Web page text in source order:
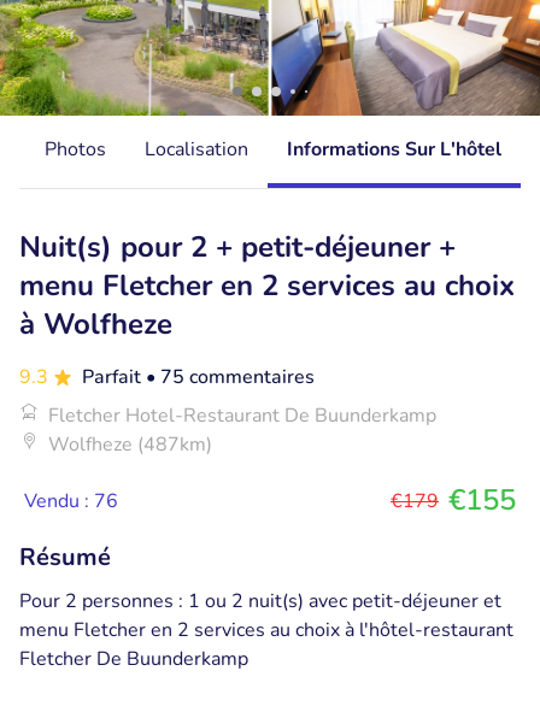
Photos Localisation Informations Sur L'hôtel
Nuit(s) pour 2 + petit-déjeuner +
menu Fletcher en 2 services au choix
à Wolfheze
9.3 Parfait • 75 commentaires
Fletcher Hotel-Restaurant De Buunderkamp
Wolfheze (487km)
Vendu : 76 €179 €155
Résumé
Pour 2 personnes : 1 ou 2 nuit(s) avec petit-déjeuner et
menu Fletcher en 2 services au choix à l'hôtel-restaurant
Fletcher De Buunderkamp